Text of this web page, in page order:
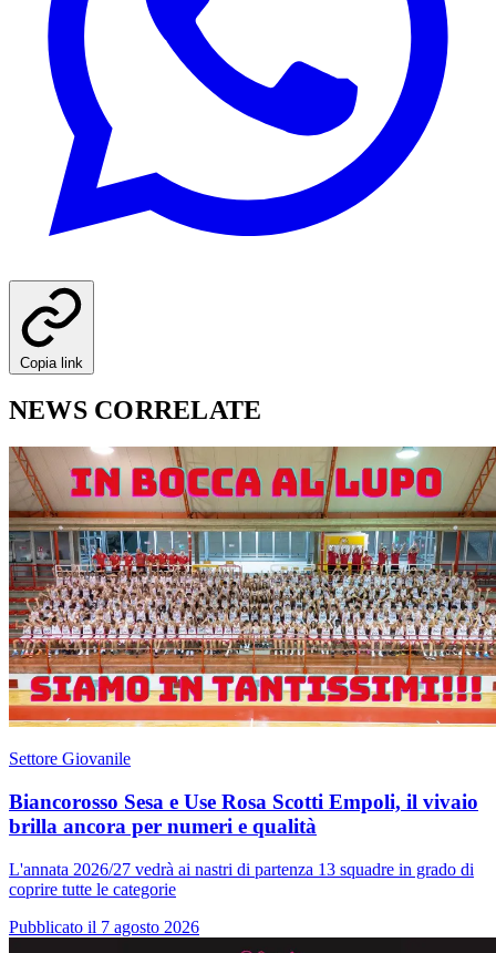
Copia link
NEWS CORRELATE
Settore Giovanile
Biancorosso Sesa e Use Rosa Scotti Empoli, il vivaio
brilla ancora per numeri e qualità
L'annata 2026/27 vedrà ai nastri di partenza 13 squadre in grado di
coprire tutte le categorie
Pubblicato il 7 agosto 2026